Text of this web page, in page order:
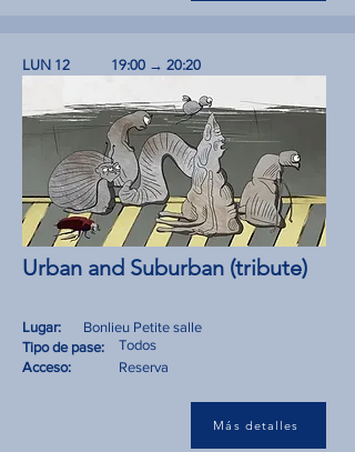
LUN 12 19:00 → 20:20
Urban and Suburban (tribute)
Lugar:
Tipo de pase:
Bonlieu Petite salle
Todos
Acceso:
Reserva
Más detalles